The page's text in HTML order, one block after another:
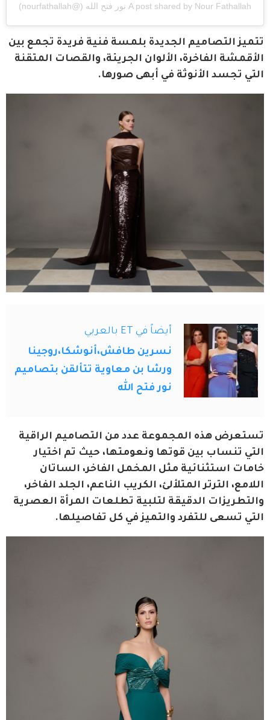
A post shared by Nour Fathallah نور فتح الله (@nourfathallah)
تتميز التصاميم الجديدة بلمسة فنية فريدة تجمع بين
الأقمشة الفاخرة، الألوان الجريئة، والقصات المتقنة
التي تجسد الأنوثة في أبهى صورها.
أيضاً في ET بالعربي
نسرين طافش،أنوشكا،روجينا
ورشا بن معاوية تتألقن بتصاميم
نور فتح الله
تستعرض هذه المجموعة عدد من التصاميم الراقية
التي تنساب بين قوتها ونعومتها، حيث تم اختيار
خامات استثنائية مثل المخمل الفاخر، الساتان
اللامع، الترتر المتلألئ، الكريب الناعم، الجلد الفاخر،
والتطريزات الدقيقة لتلبية تطلعات المرأة العصرية
التي تسعى للتفرد والتميز في كل تفاصيلها.